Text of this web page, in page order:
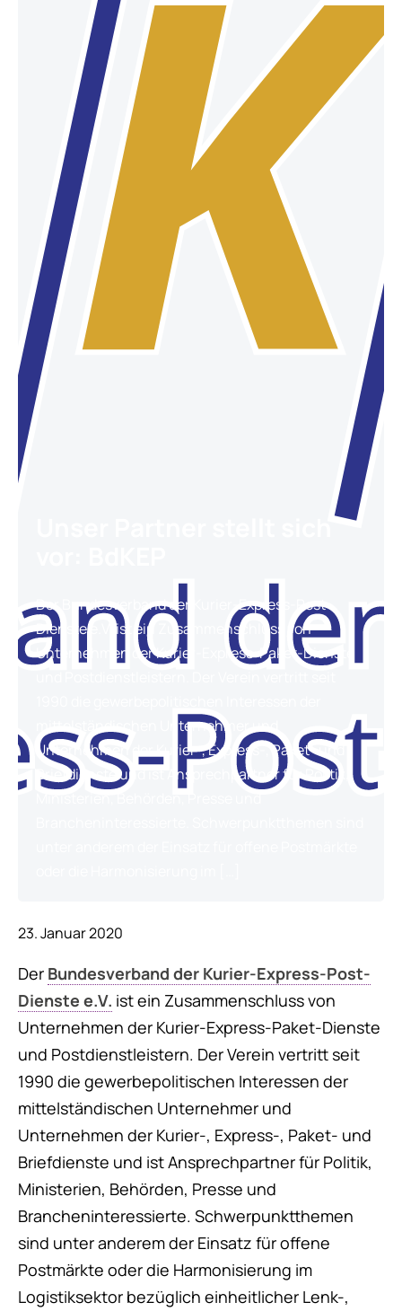
Garantie für
Oldtimer
Taxigarantien
Taxi-Garantie –
Versicherung:
Premium/Exklusiv
Taxi-Garantie
Sonderfahrzeuge
Lkw-Garantie
Der Bundesverband der Kurier-Express-Post-
Dienste e.V. ist ein Zusammenschluss von
Unternehmen der Kurier-Express-Paket-Dienste
mittelständischen Unternehmer und
Unternehmen der Kurier-, Express-, Paket- und
Briefdienste und ist Ansprechpartner für Politik,
23. Januar 2020
Der Bundesverband der Kurier-Express-Post-
Dienste e.V. ist ein Zusammenschluss von
Unternehmen der Kurier-Express-Paket-Dienste
und Postdienstleistern. Der Verein vertritt seit
1990 die gewerbepolitischen Interessen der
mittelständischen Unternehmer und
Unternehmen der Kurier-, Express-, Paket- und
Briefdienste und ist Ansprechpartner für Politik,
Ministerien, Behörden, Presse und
Brancheninteressierte. Schwerpunktthemen
sind unter anderem der Einsatz für offene
Postmärkte oder die Harmonisierung im
Logistiksektor bezüglich einheitlicher Lenk-,